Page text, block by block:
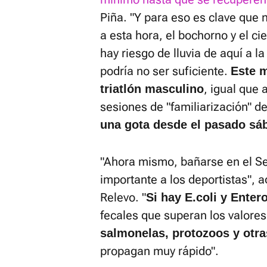
Piña. "Y para eso es clave que
a esta hora, el bochorno y el
hay riesgo de lluvia de aquí a
podría no ser suficiente. Este
triatlón masculino, igual que
sesiones de "familiarización"
una gota desde el pasado
"Ahora mismo, bañarse en el
importante a los deportistas",
Relevo. "Si hay E.coli y
fecales que superan los
salmonelas, protozoos y
propagan muy rápido".